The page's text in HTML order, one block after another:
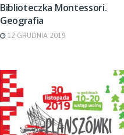
Biblioteczka Montessori.
Geografia
12 GRUDNIA 2019